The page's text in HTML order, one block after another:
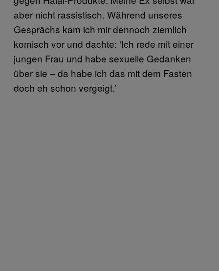
aber nicht rassistisch. Während unseres
Gesprächs kam ich mir dennoch ziemlich
komisch vor und dachte: ‘Ich rede mit einer
jungen Frau und habe sexuelle Gedanken
über sie – da habe ich das mit dem Fasten
doch eh schon vergeigt.’